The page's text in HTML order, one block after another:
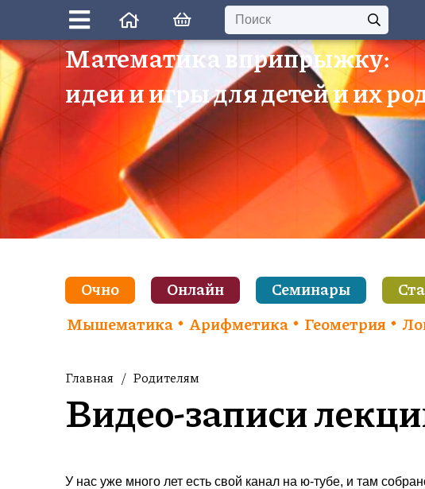
Математика вприпрыжку:
идеи и игры для детей и их
Очно Онлайн Семинары
Мышематика
Арифметика Геометрия
Главная / Родителям
Видео-записи
У нас уже много лет есть свой канал на ю-тубе, и там